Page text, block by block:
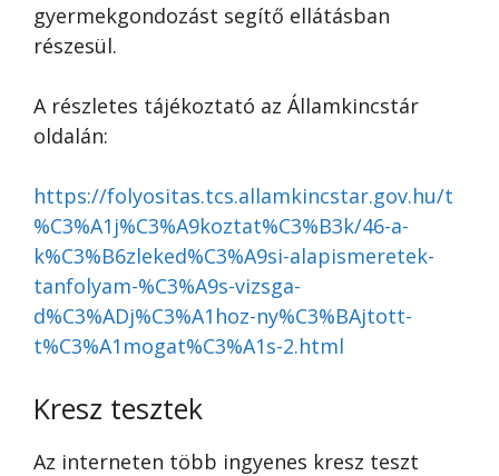
gyermekgondozást segítő ellátásban
részesül.
A részletes tájékoztató az Államkincstár
oldalán:
https://folyositas.tcs.allamkincstar.gov.hu/t
%C3%A1j%C3%A9koztat%C3%B3k/46-a-
k%C3%B6zleked%C3%A9si-alapismeretek-
tanfolyam-%C3%A9s-vizsga-
d%C3%ADj%C3%A1hoz-ny%C3%BAjtott-
t%C3%A1mogat%C3%A1s-2.html
Kresz tesztek
Az interneten több ingyenes kresz teszt